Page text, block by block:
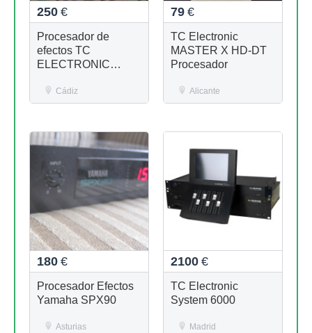
250 €
Procesador de
efectos TC
ELECTRONIC
Cádiz
79 €
TC Electronic
MASTER X HD-DT
Procesador
Alicante
180 €
Procesador Efectos
Yamaha SPX90
Asturias
2100 €
TC Electronic
System 6000
Madrid